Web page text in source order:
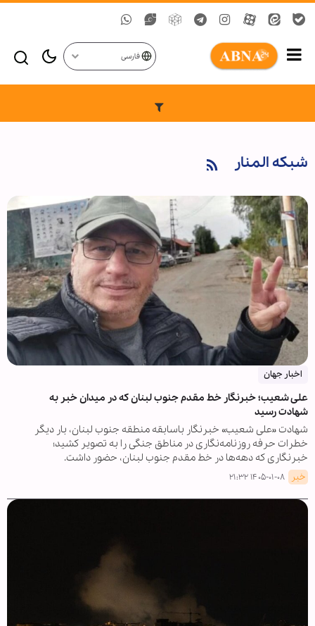
فارسی
شبکه المنار
اخبار جهان
علی شعیب؛ خبرنگار خط مقدم جنوب لبنان که در میدان خبر به
شهادت رسید
شهادت «علی شعیب» خبرنگار باسابقه منطقه جنوب لبنان، بار دیگر
خطرات حرفه روزنامه‌نگاری در مناطق جنگی را به تصویر کشید؛
خبرنگاری که دهه‌ها در خط مقدم جنوب لبنان، حضور داشت.
خبر ۱۴۰۵-۰۱-۰۸ ۲۱:۳۲